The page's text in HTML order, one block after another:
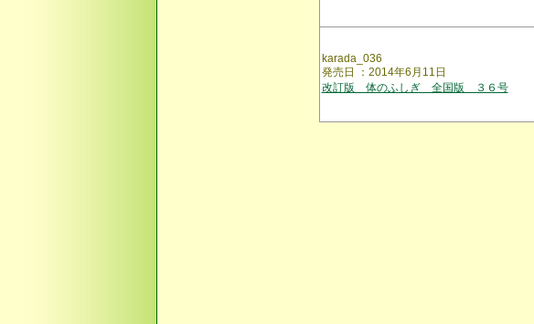
karada_036
発売日 ：2014年6月11日
改訂版 体のふしぎ 全国版 ３６号